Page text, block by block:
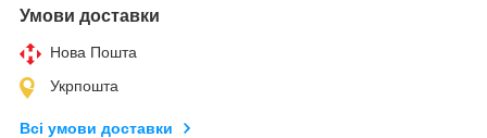
Умови доставки
Нова Пошта
Укрпошта
Всі умови доставки